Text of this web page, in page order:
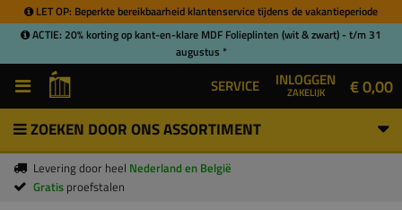
LET OP: Beperkte bereikbaarheid klantenservice tijdens de vakantieperiode
ACTIE: 20% korting op kant-en-klare MDF Folieplinten (wit & zwart) - t/m 31
augustus *
SERVICE INLOGGEN
ZAKELIJK € 0,00
ZOEKEN DOOR ONS ASSORTIMENT
Levering door heel Nederland en België
Gratis proefstalen